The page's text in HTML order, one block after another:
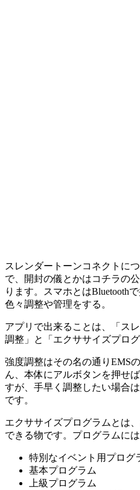
スレンダートーンコネクトに
で、開封の儀とかはコチラの
ります。スマホとはBluetooth
色々調整や管理をする。
アプリで出来ることは、「ス
調整」と「エクササイズプロ
強度調整はその名の通りEMS
ん、本体にアルボタンを押せ
すが、手早く調整したい場合
です。
エクササイズプログラムとは
できる物です。プログラムに
特別なイベント用プログ
基本プログラム
上級プログラム